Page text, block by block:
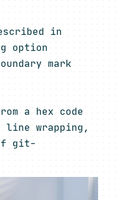
in
option
mark
a hex code
wrapping,
git-